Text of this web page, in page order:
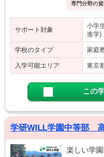
専門分野の
サポート対象
小学
進学)
学校のタイプ 家庭
入学可能エリア 東京
この
学研WILL学園中等部
楽しい学